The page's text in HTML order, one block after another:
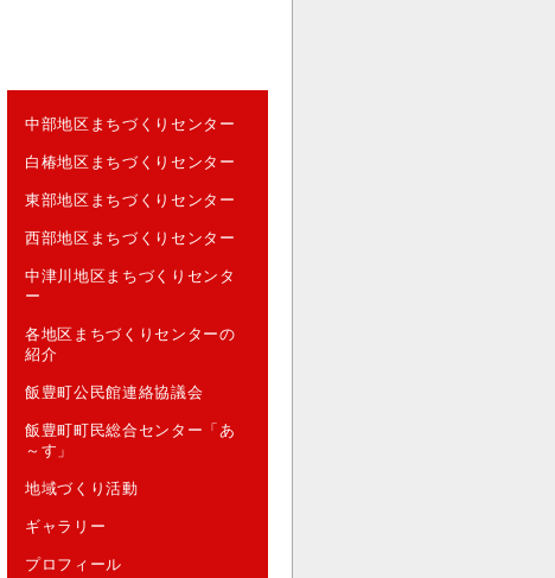
中部地区まちづくりセンター
白椿地区まちづくりセンター
東部地区まちづくりセンター
西部地区まちづくりセンター
中津川地区まちづくりセンタ
ー
各地区まちづくりセンターの
紹介
飯豊町公民館連絡協議会
飯豊町町民総合センター「あ
～す」
地域づくり活動
ギャラリー
プロフィール